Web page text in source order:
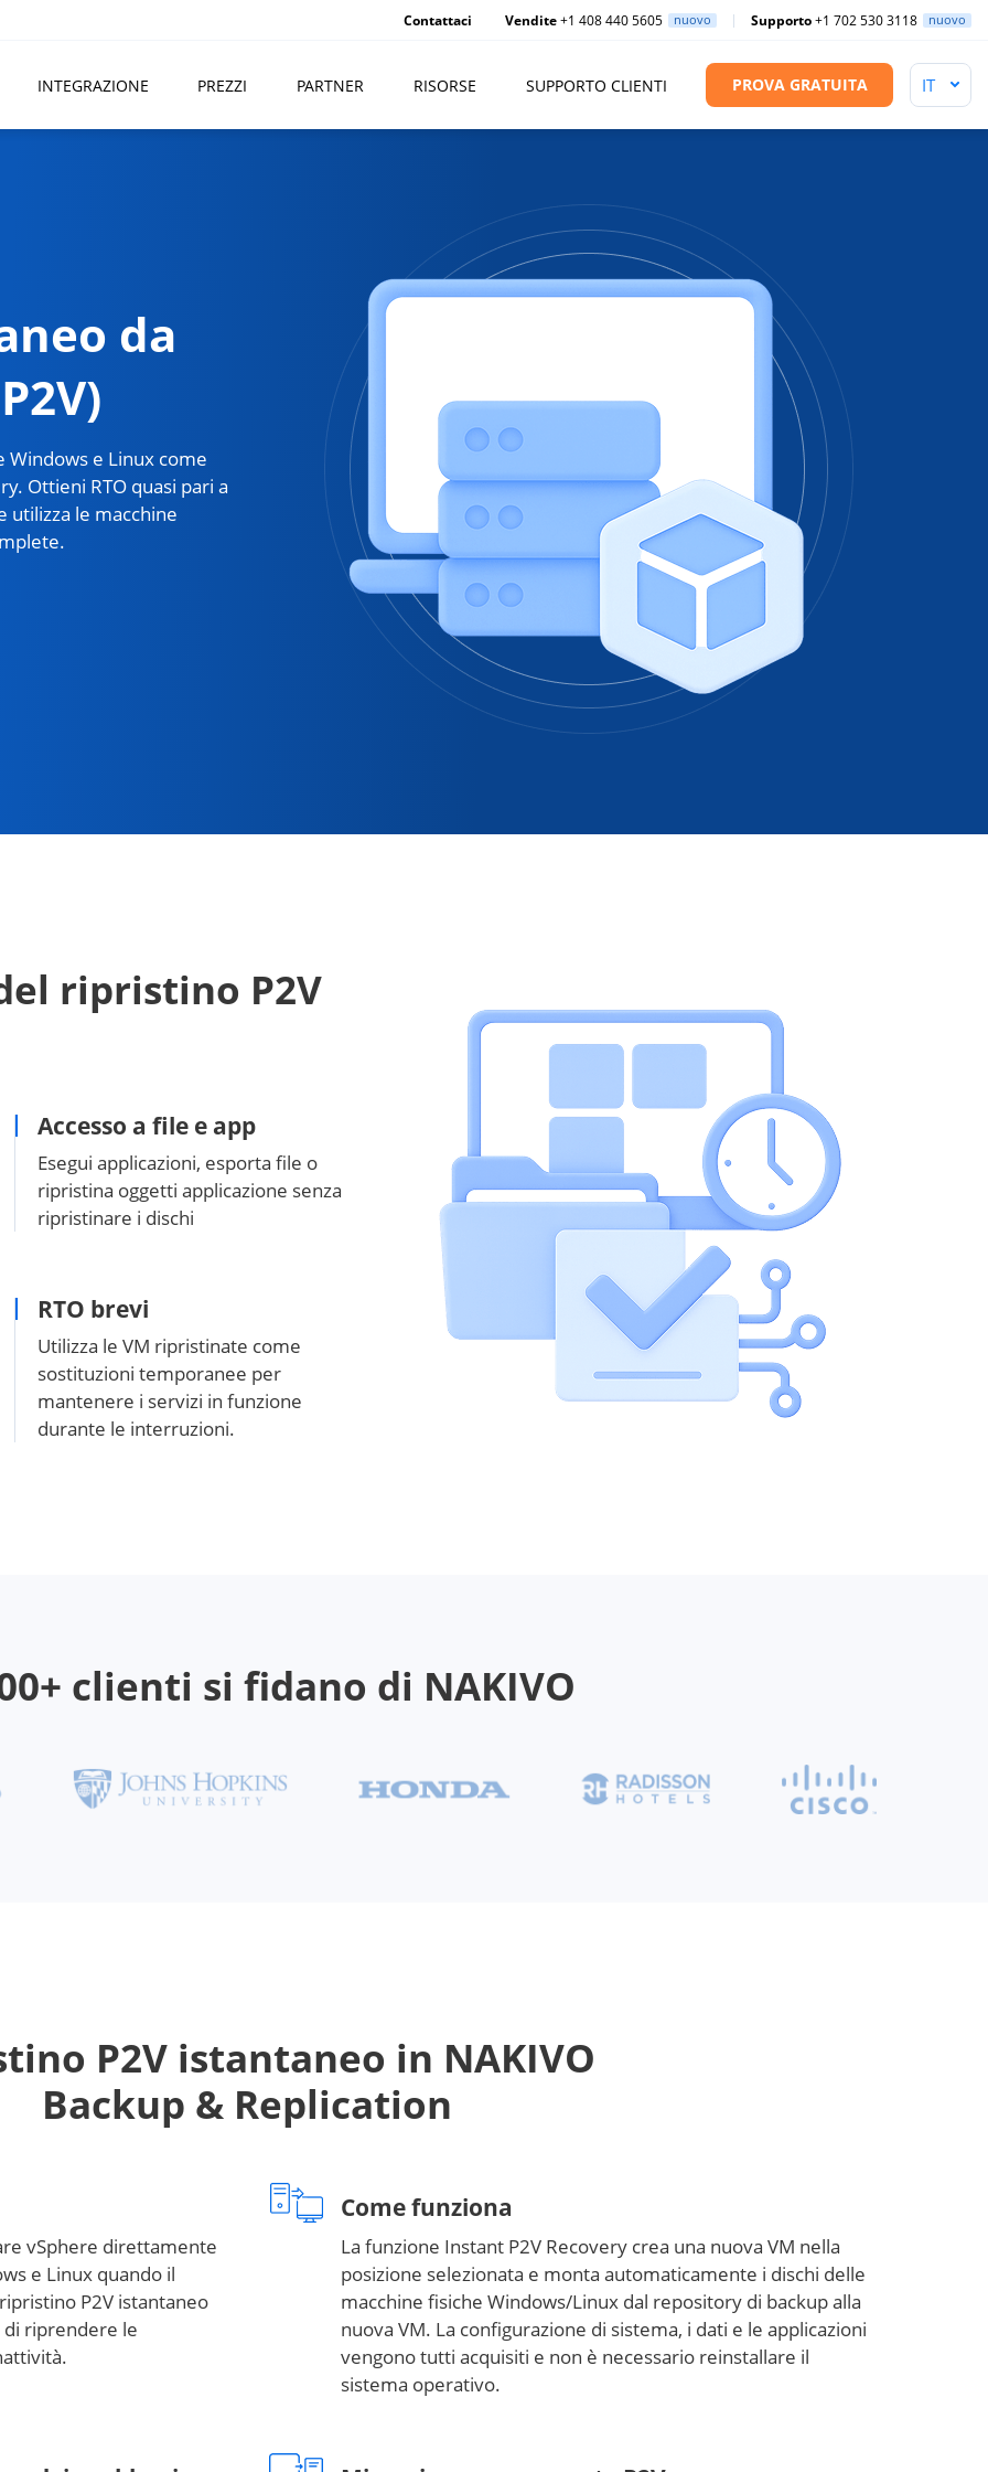
Contattaci Vendite+1 408 440 5605 nuovo Supporto+1 702 530 3118 nuovo
INTEGRAZIONE PREZZI PARTNER RISORSE SUPPORTO CLIENTI PROVA GRATUITA
da
Windows e Linux come
Ottieni RTO quasi pari a
utilizza le macchine
ripristino P2V
Accesso a file e app
Esegui applicazioni, esporta file o
ripristina oggetti applicazione senza
ripristinare i dischi
RTO brevi
Utilizza le VM ripristinate come
sostituzioni temporanee per
mantenere i servizi in funzione
durante le interruzioni.
clienti si fidano di NAKIVO
P2V istantaneo in NAKIVO
Backup & Replication
vSphere direttamente
e Linux quando il
P2V istantaneo
di riprendere le
Come funziona
La funzione Instant P2V Recovery crea una nuova VM nella
posizione selezionata e monta automaticamente i dischi delle
macchine fisiche Windows/Linux dal repository di backup alla
nuova VM. La configurazione di sistema, i dati e le applicazioni
vengono tutti acquisiti e non è necessario reinstallare il
sistema operativo.